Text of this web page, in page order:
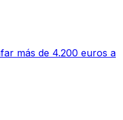
más de 4.200 euros a